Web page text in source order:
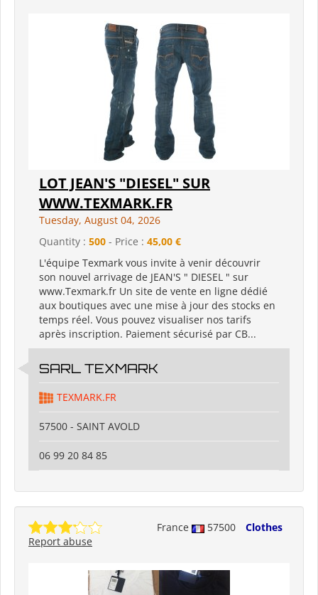
LOT JEAN'S "DIESEL" SUR
WWW.TEXMARK.FR
Tuesday, August 04, 2026
Quantity : 500 - Price : 45,00 €
L'équipe Texmark vous invite à venir découvrir
son nouvel arrivage de JEAN'S " DIESEL " sur
www.Texmark.fr Un site de vente en ligne dédié
aux boutiques avec une mise à jour des stocks en
temps réel. Vous pouvez visualiser nos tarifs
après inscription. Paiement sécurisé par CB...
SARL TEXMARK
TEXMARK.FR
57500 - SAINT AVOLD
06 99 20 84 85
France 57500
Clothes
Report abuse